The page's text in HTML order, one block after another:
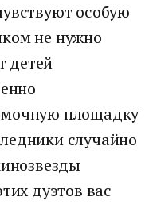
особую
не нужно
детей
площадку
случайно
дуэтов вас